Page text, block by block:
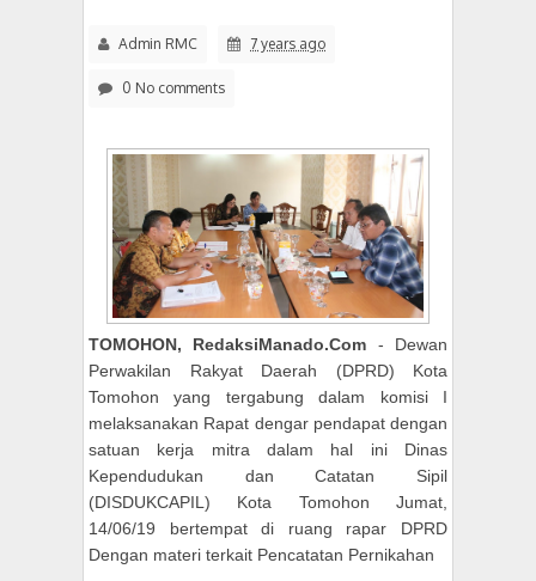
Admin RMC 7 years ago
0 No comments
TOMOHON, RedaksiManado.Com - Dewan
Perwakilan Rakyat Daerah (DPRD) Kota
Tomohon yang tergabung dalam komisi I
melaksanakan Rapat dengar pendapat dengan
satuan kerja mitra dalam hal ini Dinas
Kependudukan dan Catatan Sipil
(DISDUKCAPIL) Kota Tomohon Jumat,
14/06/19 bertempat di ruang rapar DPRD
Dengan materi terkait Pencatatan Pernikahan